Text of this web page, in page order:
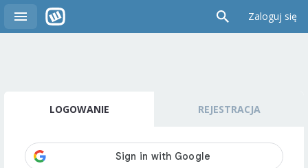
Zaloguj się
LOGOWANIE REJESTRACJA